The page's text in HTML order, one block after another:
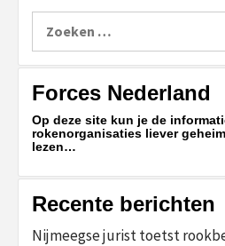
naar:
Forces Nederland
Op deze site kun je de
rokenorganisaties liever
lezen…
Recente berichten
Nijmeegse jurist toetst